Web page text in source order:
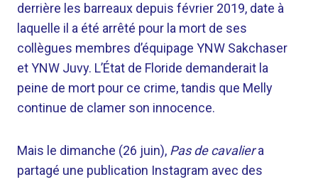
derrière les barreaux depuis février 2019, date à
laquelle il a été arrêté pour la mort de ses
collègues membres d’équipage YNW Sakchaser
et YNW Juvy. L’État de Floride demanderait la
peine de mort pour ce crime, tandis que Melly
continue de clamer son innocence.
Mais le dimanche (26 juin), Pas de cavaliera
partagé une publication Instagram avec des